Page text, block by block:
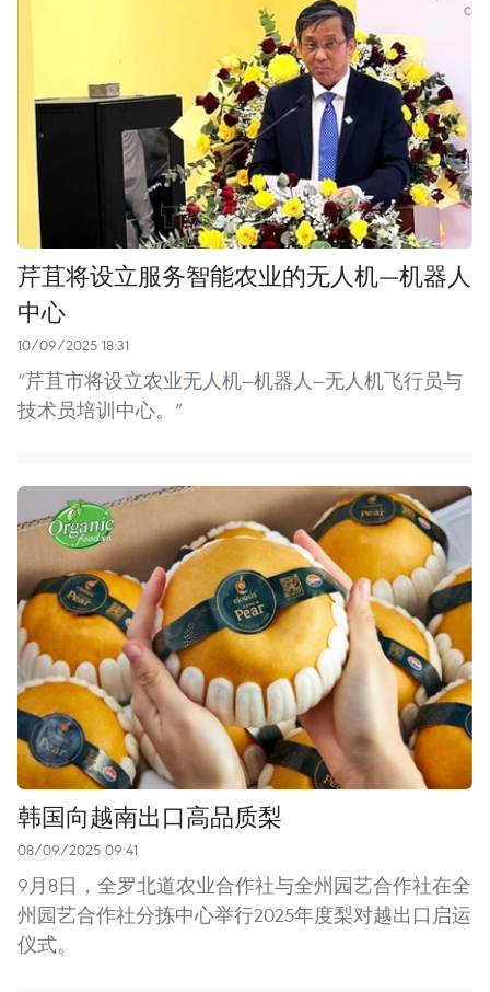
芹苴将设立服务智能农业的无人机—机器人
中心
10/09/2025 18:31
“芹苴市将设立农业无人机—机器人—无人机飞行员与
技术员培训中心。”
韩国向越南出口高品质梨
08/09/2025 09:41
9月8日，全罗北道农业合作社与全州园艺合作社在全
州园艺合作社分拣中心举行2025年度梨对越出口启运
仪式。